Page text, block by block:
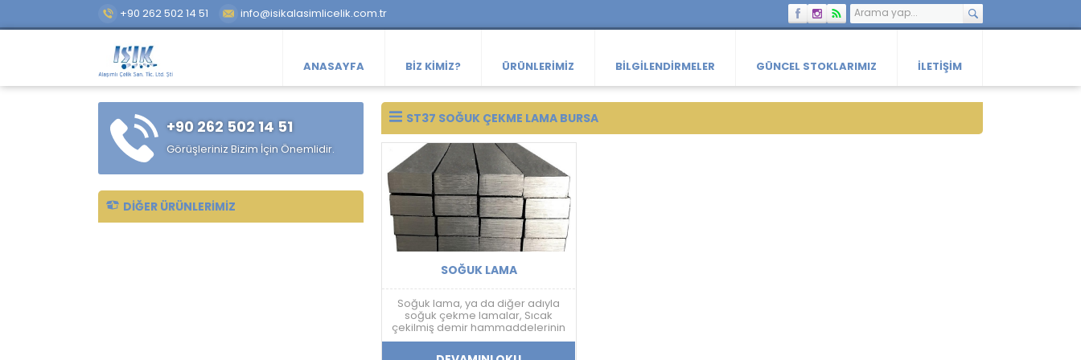
+90 262 502 14 51 info@isikalasimlicelik.com.tr
ANASAYFA BIZ KIMIZ? ÜRÜNLERIMIZ BILGILENDIRMELER GÜNCEL STOKLARIMIZ İLETIŞIM
ST37 SOĞUK ÇEKME LAMA BURSA
SOĞUK LAMA
Soğuk lama, ya da diğer adıyla
soğuk çekme lamalar, Sıcak
çekilmiş demir hammaddelerinin
tekrar bir işlemden geçirilerek,
Esnek ve dayanıklı bir hale
+90 262 502 14 51
Görüşleriniz Bizim İçin Önemlidir.
DIĞER ÜRÜNLERIMIZ